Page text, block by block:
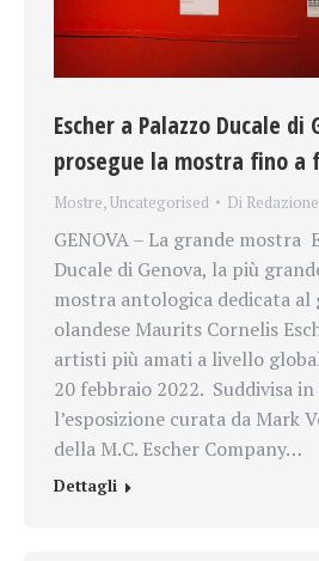
Escher a Palazzo Ducale di
prosegue la mostra fino a
Mostre,Uncategorised Di Redazione
GENOVA – La grande mostra
Ducale di Genova, la più
mostra antologica dedicata al
olandese Maurits Cornelis
artisti più amati a livello
20 febbraio 2022. Suddivisa in
l’esposizione curata da Mark
della M.C. Escher Company…
Dettagli